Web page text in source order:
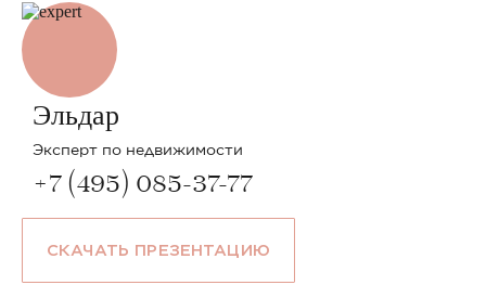
Эльдар
Эксперт по недвижимости
+7 (495) 085-37-77
СКАЧАТЬ ПРЕЗЕНТАЦИЮ